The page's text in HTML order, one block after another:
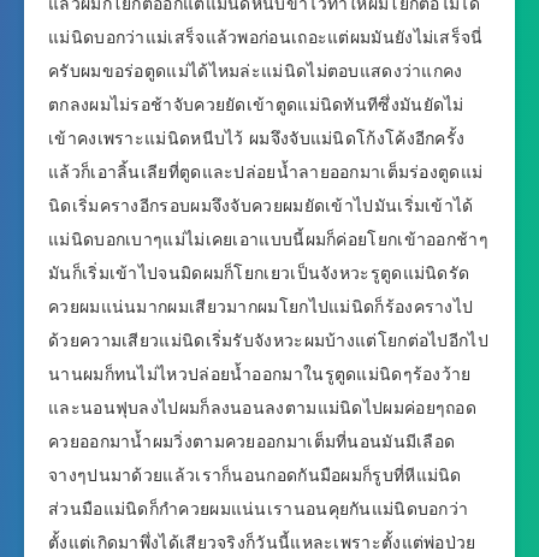
แม่นิดบอกว่าแม่เสร็จแล้วพอก่อนเถอะแต่ผมมันยังไม่เสร็จนี่
ครับผมขอร่อตูดแม่ได้ไหมล่ะแม่นิดไม่ตอบแสดงว่าแกคง
ตกลงผมไม่รอช้าจับควยยัดเข้าตูดแม่นิดทันทีซึ่งมันยัดไม่
เข้าคงเพราะแม่นิดหนีบไว้ ผมจึงจับแม่นิดโก้งโค้งอีกครั้ง
แล้วก็เอาลิ้นเลียที่ตูดและปล่อยน้ำลายออกมาเต็มร่องตูดแม่
นิดเริ่มครางอีกรอบผมจึงจับควยผมยัดเข้าไปมันเริ่มเข้าได้
แม่นิดบอกเบาๆแม่ไม่เคยเอาแบบนี้ผมก็ค่อยโยกเข้าออกช้าๆ
มันก็เริ่มเข้าไปจนมิดผมก็โยกเยวเป็นจังหวะรูตูดแม่นิดรัด
ควยผมแน่นมากผมเสียวมากผมโยกไปแม่นิดก็ร้องครางไป
ด้วยความเสียวแม่นิดเริ่มรับจังหวะผมบ้างแต่โยกต่อไปอีกไป
นานผมก็ทนไม่ไหวปล่อยน้ำออกมาในรูตูดแม่นิดๆร้องว้าย
และนอนฟุบลงไปผมก็ลงนอนลงตามแม่นิดไปผมค่อยๆถอด
ควยออกมาน้ำผมวิ่งตามควยออกมาเต็มที่นอนมันมีเลือด
จางๆปนมาด้วยแล้วเราก็นอนกอดกันมือผมก็รูบที่หีแม่นิด
ส่วนมือแม่นิดก็กำควยผมแน่นเรานอนคุยกันแม่นิดบอกว่า
ตั้งแต่เกิดมาพึ่งได้เสียวจริงก็วันนี้แหละเพราะตั้งแต่พ่อป่วย